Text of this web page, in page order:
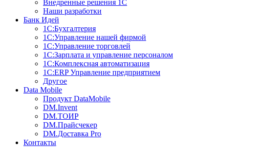
Внедренные решения 1С
Наши разработки
Банк Идей
1С:Бухгалтерия
1С:Управление нашей фирмой
1С:Управление торговлей
1С:Зарплата и управление персоналом
1С:Комплексная автоматизация
1С:ERP Управление предприятием
Другое
Data Mobile
Продукт DataMobile
DM.Invent
DM.ТОИР
DM.Прайсчекер
DM.Доставка Pro
Контакты